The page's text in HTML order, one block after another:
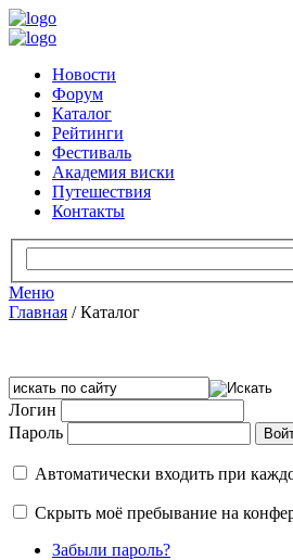
Новости
Форум
Каталог
Рейтинги
Фестиваль
Академия виски
Путешествия
Контакты
Меню
Главная /Каталог
Логин
Пароль
Автоматически входить при
Скрыть моё пребывание на
Забыли пароль?